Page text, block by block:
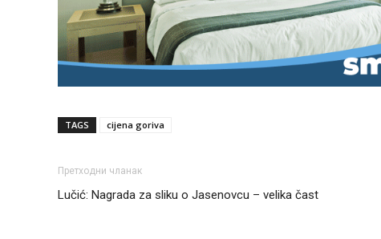
TAGS cijena goriva
Претходни чланак
Lučić: Nagrada za sliku o Jasenovcu – velika čast